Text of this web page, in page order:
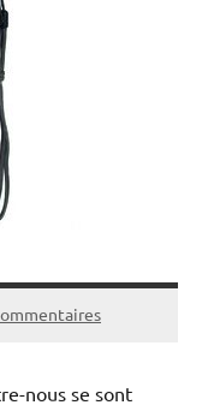
nous se sont